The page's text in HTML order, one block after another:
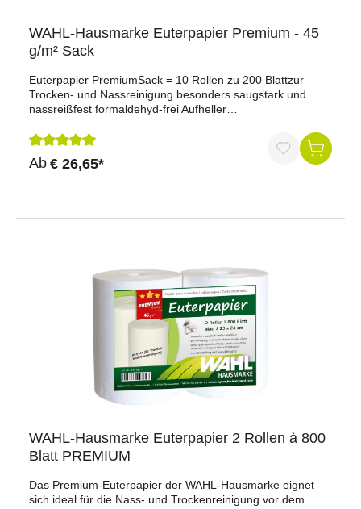
WAHL-Hausmarke Euterpapier Premium - 45
g/m² Sack
Euterpapier PremiumSack = 10 Rollen zu 200 Blattzur
Trocken- und Nassreinigung besonders saugstark und
nassreißfest formaldehyd-frei Aufheller
cmQualität = 45 g/m² Papier (Standard Euterpapier hat 40
g/m² Papier = Nr. 170750) Blattgröße ca. 23 x 24 cmBei
Abholung einer Palette mit 63 Sack in Dietmannsried
Durchschnittliche Bewertung von 5 von 5 Sternen
Ab € 26,65*
WAHL-Hausmarke Euterpapier 2 Rollen à 800
Blatt PREMIUM
Das Premium-Euterpapier der WAHL-Hausmarke eignet
sich ideal für die Nass- und Trockenreinigung vor dem